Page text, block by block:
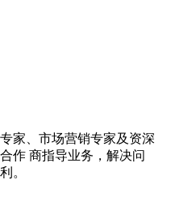
家、市场营销专家及资深
作 商指导业务，解决问
。